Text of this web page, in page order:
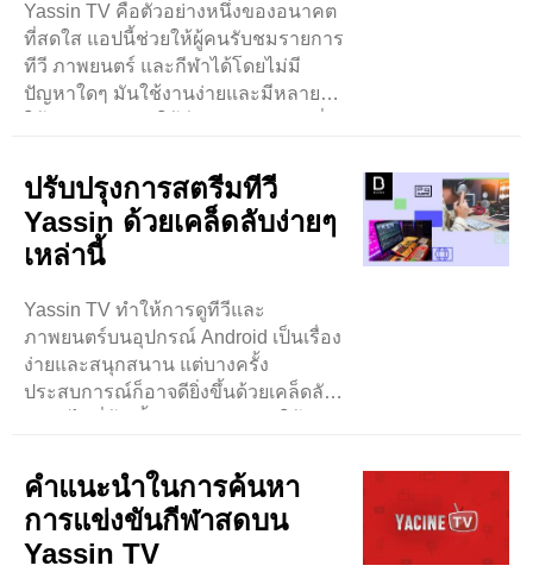
Yassin TV คือตัวอย่างหนึ่งของอนาคต
ที่สดใส แอปนี้ช่วยให้ผู้คนรับชมรายการ
ทีวี ภาพยนตร์ และกีฬาได้โดยไม่มี
ปัญหาใดๆ มันใช้งานง่ายและมีหลายสิ่ง
ปรับปรุงการสตรีมทีวี
Yassin ด้วยเคล็ดลับง่ายๆ
เหล่านี้
Yassin TV ทำให้การดูทีวีและ
ภาพยนตร์บนอุปกรณ์ Android เป็นเรื่อง
ง่ายและสนุกสนาน แต่บางครั้ง
ประสบการณ์ก็อาจดียิ่งขึ้นด้วยเคล็ดลับ
คุณมีสัญญาณแรงเสมอ ..
คำแนะนำในการค้นหา
การแข่งขันกีฬาสดบน
Yassin TV